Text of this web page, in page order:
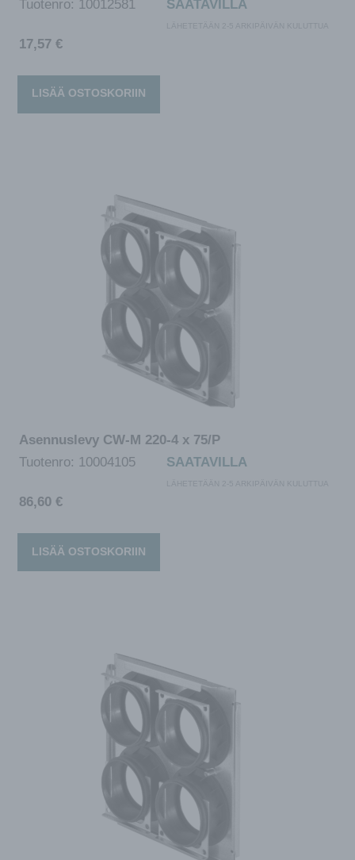
Tuotenro: 10012581 SAATAVILLA
LÄHETETÄÄN 2-5 ARKIPÄIVÄN KULUTTUA
17,57 €
LISÄÄ OSTOSKORIIN
Asennuslevy CW-M 220-4 x 75/P
Tuotenro: 10004105 SAATAVILLA
LÄHETETÄÄN 2-5 ARKIPÄIVÄN KULUTTUA
86,60 €
LISÄÄ OSTOSKORIIN